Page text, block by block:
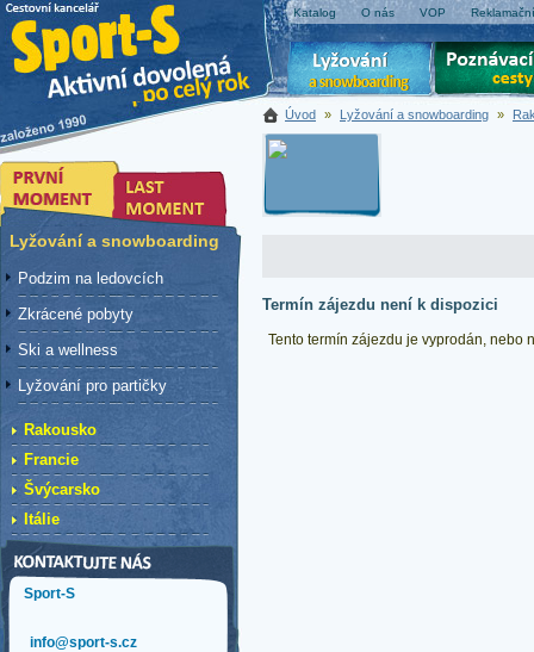
Katalog O nás VOP
Úvod » Lyžování a snowboarding »
Termín zájezdu není k dispozici
Tento termín zájezdu je vyprodán, nebo
Lyžování a snowboarding
Podzim na ledovcích
Zkrácené pobyty
Ski a wellness
Lyžování pro partičky
Rakousko
Francie
Švýcarsko
Itálie
Sport-S
info@sport-s.cz